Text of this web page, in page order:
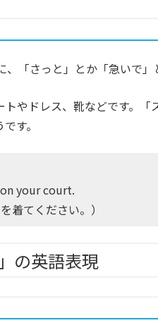
「さっと」とか「急いで」
トやドレス、靴などです。
す。
your court.
着てください。）
の英語表現